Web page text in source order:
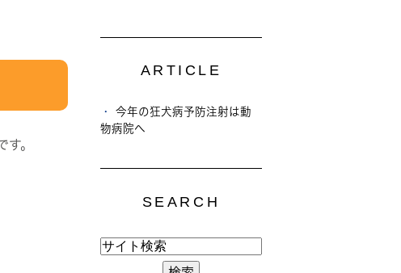
。
ARTICLE
今年の狂犬病予防注射は動
物病院へ
SEARCH